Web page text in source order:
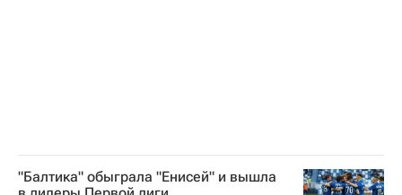
"Балтика" обыграла "Енисей" и вышла